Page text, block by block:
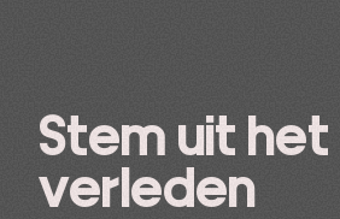
Stem uit het
verleden